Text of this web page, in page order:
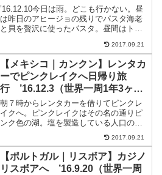
3ヶ月と10・11日目）
’16.12.10今日は雨。どこも行かない。昼
は昨日のアヒージョの残りでパスタ海老
と貝を贅沢に使ったパスタ。昼間はトラ
飯。ゆいちゃんの得意料理ハンバー
グ’16.12.11今日は大勢チェックインして
くる。スペ...
2017.09.21
【メキシコ｜カンクン】レンタカ
ーでピンクレイクへ日帰り旅
行 ’16.12.3（世界一周1年3ヶ月
と3日目）
朝７時からレンタカーを借りてピンクレ
イクへ。ピンクレイクはその名の通りピ
ンク色の湖。塩を製造している人口の湖
というか塩田。レンタカーを借りて、出
発。メンバーが７人だったこともあり。
前日に予約した。借りたのはロサスシエ
テから歩いて10分くらい...
2017.09.21
【ポルトガル｜リスボア】カジノ
リスボアへ ’16.9.20（世界一周